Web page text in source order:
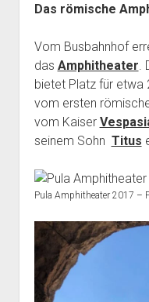
Das römische
Vom Busbahnhof
das Amphitheater.
bietet Platz für etwa
vom ersten
vom Kaiser
seinem Sohn Titus
Pula Amphitheater 2017 –